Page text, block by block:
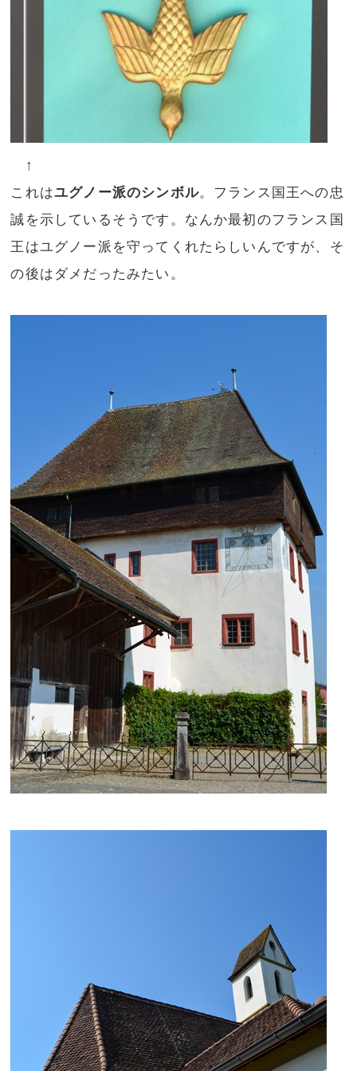
↑
これはユグノー派のシンボル。フランス国王への忠
誠を示しているそうです。なんか最初のフランス国
王はユグノー派を守ってくれたらしいんですが、そ
の後はダメだったみたい。